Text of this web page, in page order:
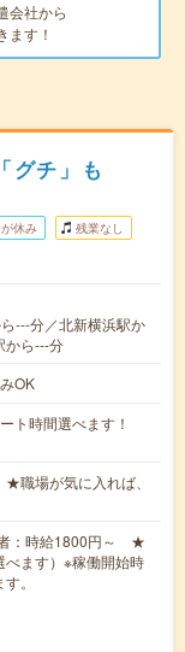
会社から
ます！
グチ」も
休み 残業なし
---分／北新横浜駅か
から---分
OK
ト時間選べます！
場が気に入れば、
：時給1800円～ ★
べます）※稼働開始時
。